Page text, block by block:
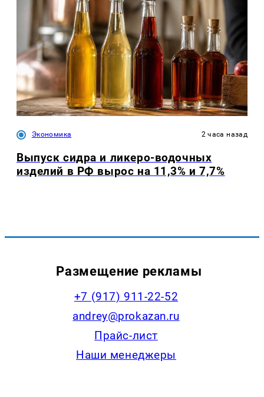
Экономика 2 часа назад
Выпуск сидра и ликеро-водочных
изделий в РФ вырос на 11,3% и 7,7%
Размещение рекламы
+7 (917) 911-22-52
andrey@prokazan.ru
Прайс-лист
Наши менеджеры